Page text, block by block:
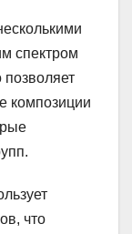
спектром
позволяет
композиции
что